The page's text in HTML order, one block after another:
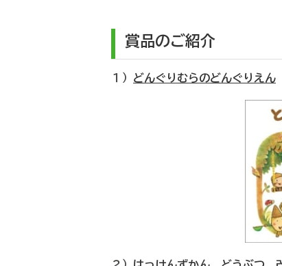
賞品のご紹介
１） どんぐりむらのどんぐりえん